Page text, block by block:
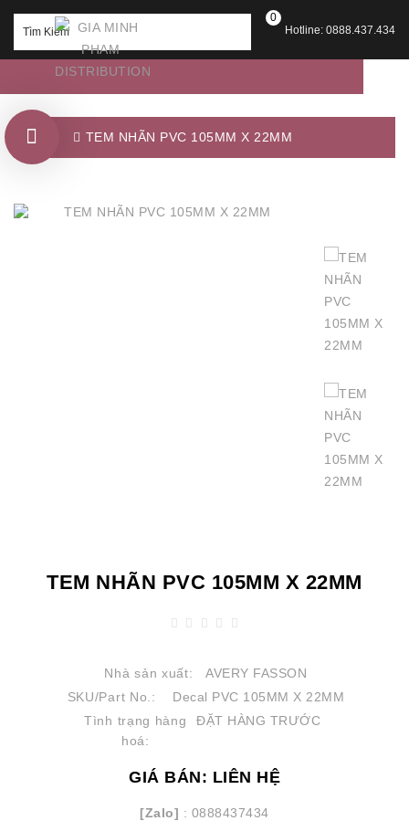
Hotline: 0888.437.434
0
TEM NHÃN PVC 105MM X 22MM
TEM NHÃN PVC 105MM X 22MM
Nhà sản xuất:
AVERY FASSON
SKU/Part No.:
Decal PVC 105MM X 22MM
Tình trạng hàng
hoá:
ĐẶT HÀNG TRƯỚC
GIÁ BÁN: LIÊN HỆ
[Zalo] : 0888437434